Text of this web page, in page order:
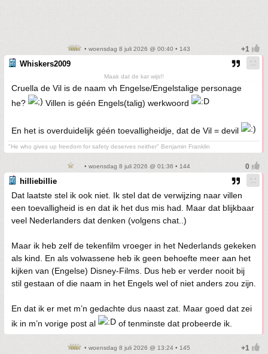
• woensdag 8 juli 2026 @ 00:40 • 143
Whiskers2009
Maak dat de kat wijs!!
Cruella de Vil is de naam vh Engelse/Engelstalige personage
he?
Villen is géén Engels(talig) werkwoord
En het is overduidelijk géén toevalligheidje, dat de Vil = devil
"He who gives up freedom for safety deserves neither" Benjamin Franklin
• woensdag 8 juli 2026 @ 01:36 • 144
hilliebillie
Dat laatste stel ik ook niet. Ik stel dat de verwijzing naar villen
een toevalligheid is en dat ik het dus mis had. Maar dat blijkbaar
veel Nederlanders dat denken (volgens chat..)
Maar ik heb zelf de tekenfilm vroeger in het Nederlands gekeken
als kind. En als volwassene heb ik geen behoefte meer aan het
kijken van (Engelse) Disney-Films. Dus heb er verder nooit bij
stil gestaan of die naam in het Engels wel of niet anders zou zijn.
En dat ik er met m’n gedachte dus naast zat. Maar goed dat zei
ik in m’n vorige post al
of tenminste dat probeerde ik.
• woensdag 8 juli 2026 @ 13:24 • 145